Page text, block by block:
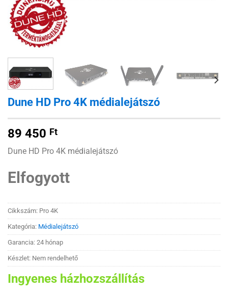
Dune HD Pro 4K médialejátszó
89 450 Ft
Dune HD Pro 4K médialejátszó
Elfogyott
Cikkszám: Pro 4K
Kategória: Médialejátszó
Garancia: 24 hónap
Készlet: Nem rendelhető
Ingyenes házhozszállítás